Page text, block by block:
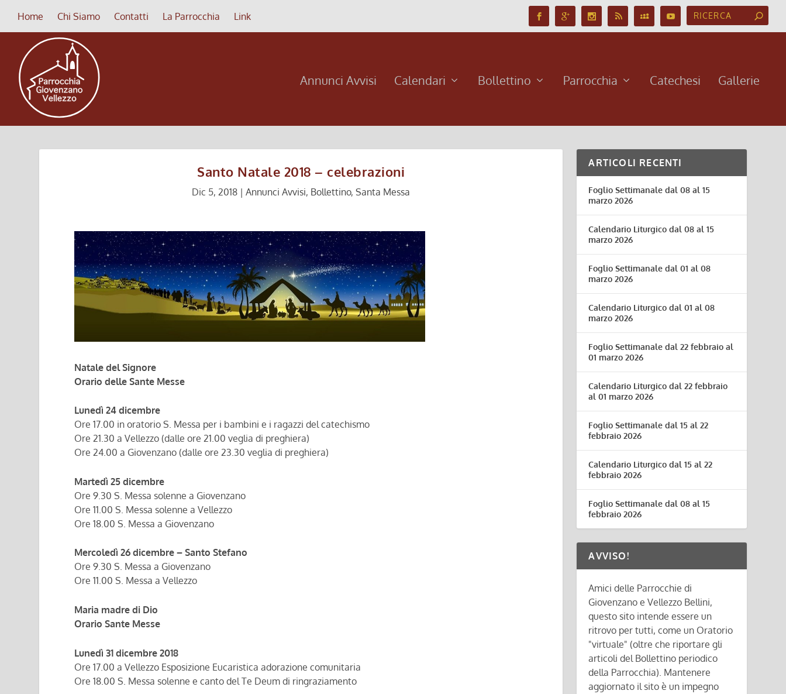
Home Chi Siamo Contatti La Parrocchia Link
Annunci Avvisi Calendari Bollettino Parrocchia Catechesi Gallerie
Santo Natale 2018 – celebrazioni
Dic 5, 2018 |Annunci Avvisi, Bollettino,Santa Messa
Natale del Signore
Orario delle Sante Messe
Lunedì 24 dicembre
Ore 17.00 in oratorio S. Messa per i bambini e i ragazzi del catechismo
Ore 21.30 a Vellezzo (dalle ore 21.00 veglia di preghiera)
Ore 24.00 a Giovenzano (dalle ore 23.30 veglia di preghiera)
Martedì 25 dicembre
Ore 9.30 S. Messa solenne a Giovenzano
Ore 11.00 S. Messa solenne a Vellezzo
Ore 18.00 S. Messa a Giovenzano
Mercoledì 26 dicembre – Santo Stefano
Ore 9.30 S. Messa a Giovenzano
Ore 11.00 S. Messa a Vellezzo
Maria madre di Dio
Orario Sante Messe
Lunedì 31 dicembre 2018
Ore 17.00 a Vellezzo Esposizione Eucaristica adorazione comunitaria
Ore 18.00 S. Messa solenne e canto del Te Deum di ringraziamento
ARTICOLI RECENTI
Foglio Settimanale dal 08 al 15
marzo 2026
Calendario Liturgico dal 08 al 15
marzo 2026
Foglio Settimanale dal 01 al 08
marzo 2026
Calendario Liturgico dal 01 al 08
marzo 2026
Foglio Settimanale dal 22 febbraio al
01 marzo 2026
Calendario Liturgico dal 22 febbraio
al 01 marzo 2026
Foglio Settimanale dal 15 al 22
febbraio 2026
Calendario Liturgico dal 15 al 22
febbraio 2026
Foglio Settimanale dal 08 al 15
febbraio 2026
AVVISO!
Amici delle Parrocchie di
Giovenzano e Vellezzo Bellini,
questo sito intende essere un
ritrovo per tutti, come un Oratorio
"virtuale" (oltre che riportare gli
articoli del Bollettino periodico
della Parrocchia). Mantenere
aggiornato il sito è un impegno